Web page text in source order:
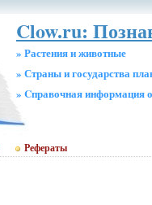
Clow.ru:
» Растения и животные
» Страны и государства
» Cправочная информация
Рефераты